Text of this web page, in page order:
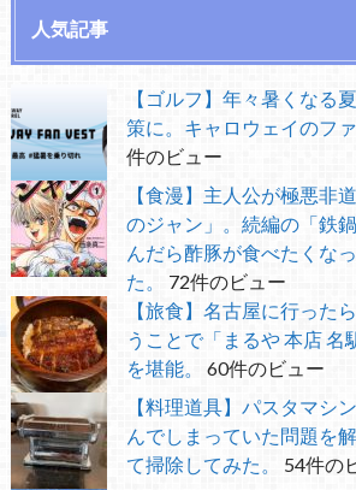
人気記事
【ゴルフ】年々暑くなる
策に。キャロウェイのフ
件のビュー
【食漫】主人公が極悪非
のジャン」。続編の「鉄
んだら酢豚が食べたくな
た。
72件のビュー
【旅食】名古屋に行った
うことで「まるや 本店 名
を堪能。
60件のビュー
【料理道具】パスタマシ
んでしまっていた問題を
て掃除してみた。
54件の